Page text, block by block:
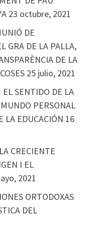
23 octubre, 2021
DE
GRA DE LA PALLA,
DE LA
25 julio, 2021
EL SENTIDO DE LA
PERSONAL
LA EDUCACIÓN 16
CRECIENTE
I EL
2021
ORTODOXAS
DEL